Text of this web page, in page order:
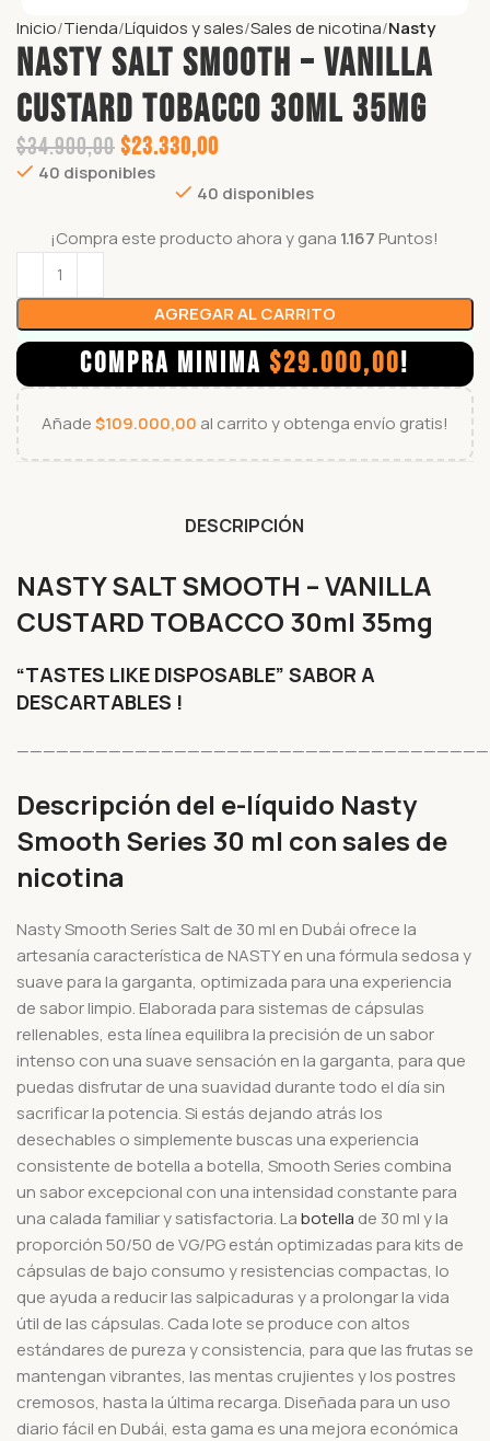
Inicio Tienda Líquidos y sales Sales de nicotina Nasty
NASTY SALT SMOOTH – VANILLA
CUSTARD TOBACCO 30ml 35mg
$34.900,00$23.330,00
40 disponibles
40 disponibles
¡Compra este producto ahora y gana 1.167 Puntos!
AGREGAR AL CARRITO
COMPRA MINIMA $29.000,00!
Añade$109.000,00 al carrito y obtenga envío gratis!
DESCRIPCIÓN
NASTY SALT SMOOTH – VANILLA
CUSTARD TOBACCO 30ml 35mg
“TASTES LIKE DISPOSABLE” SABOR A
DESCARTABLES !
Descripción del e-líquido Nasty
Smooth Series 30 ml con sales de
nicotina
Nasty Smooth Series Salt de 30 ml en Dubái ofrece la
artesanía característica de NASTY en una fórmula sedosa y
suave para la garganta, optimizada para una experiencia
de sabor limpio. Elaborada para sistemas de cápsulas
rellenables, esta línea equilibra la precisión de un sabor
intenso con una suave sensación en la garganta, para que
puedas disfrutar de una suavidad durante todo el día sin
sacrificar la potencia. Si estás dejando atrás los
desechables o simplemente buscas una experiencia
consistente de botella a botella, Smooth Series combina
un sabor excepcional con una intensidad constante para
una calada familiar y satisfactoria. Labotella de 30 ml y la
proporción 50/50 de VG/PG están optimizadas para kits de
cápsulas de bajo consumo y resistencias compactas, lo
que ayuda a reducir las salpicaduras y a prolongar la vida
útil de las cápsulas. Cada lote se produce con altos
estándares de pureza y consistencia, para que las frutas se
mantengan vibrantes, las mentas crujientes y los postres
cremosos, hasta la última recarga. Diseñada para un uso
diario fácil en Dubái, esta gama es una mejora económica